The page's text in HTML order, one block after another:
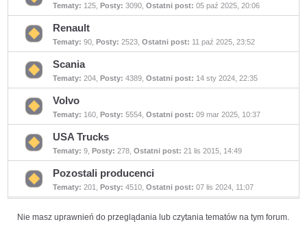
Nie
ma
nieprzeczytanych
postów
Tematy: 125 ,Posty: 3090 ,Ostatni post: 05 paź 2025, 20:06
Nie
ma
nieprzeczytanych
postów
Renault
Tematy: 90 ,Posty: 2523 ,Ostatni post: 11 paź 2025, 23:52
Nie
ma
nieprzeczytanych
postów
Scania
Tematy: 204 ,Posty: 4389 ,Ostatni post: 14 sty 2024, 22:35
Nie
ma
nieprzeczytanych
postów
Volvo
Tematy: 160 ,Posty: 5554 ,Ostatni post: 09 mar 2025, 10:37
Nie
ma
nieprzeczytanych
postów
USA Trucks
Tematy: 9 ,Posty: 278 ,Ostatni post: 21 lis 2015, 14:49
Nie
ma
Pozostali producenci
Tematy: 201 ,Posty: 4510 ,Ostatni post: 07 lis 2024, 11:07
Nie masz uprawnień do przeglądania lub czytania tematów na tym forum.